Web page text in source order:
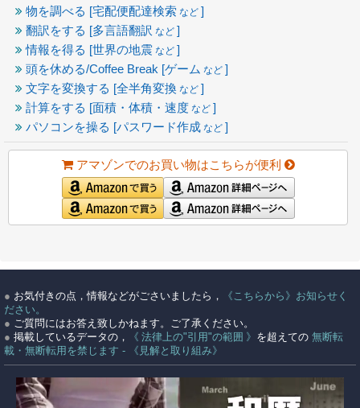
物を調べる [宅配便配達検索 など ]
翻訳をする [多言語翻訳 など ]
情報を得る [世界の地震 など ]
頭を休める/Coffee Break [ゲーム など ]
文字を変換する [全半角変換 など ]
計算をする [面積・体積・速度 など ]
パソコンを操る [パスワード作成 など ]
アマゾンでのお買い物はこちらが便利
● お気付きの点，情報などがごさいましたら，
《こちらから》お知らせく
ださい。
● ご質問にはお答え致しかねます。ご了承ください。
● 掲載しているデータの， 《 法律上の"引用"の範囲 》 を超えての 無断転
載・無断転用を禁じます - 《見解と取り組み》